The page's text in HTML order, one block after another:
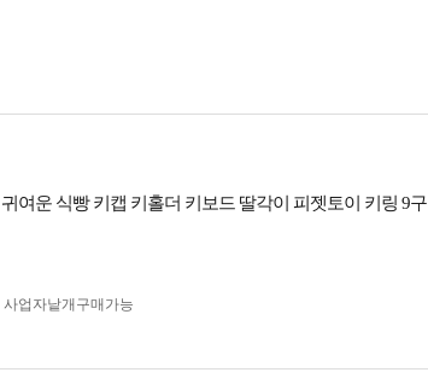
귀여운 식빵 키캡 키홀더 키보드 딸각이 피젯토이 키링 9구
사업자 낱개구매가능